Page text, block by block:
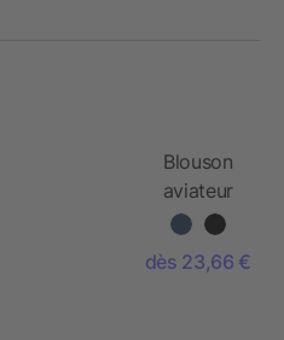
Blouson
aviateur
Keefe
unisexe
dès 23,66 €